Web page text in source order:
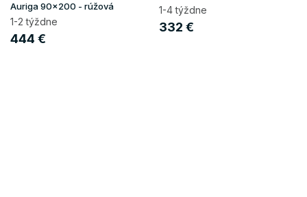
Auriga 90x200 - rúžová
1-2 týždne
444 €
1-4 týždne
332 €